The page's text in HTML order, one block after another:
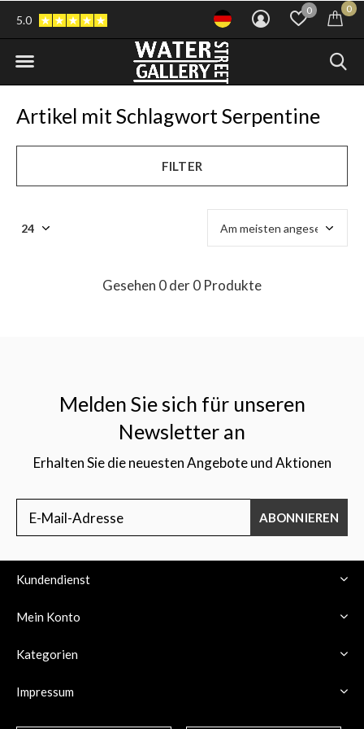
0 0
5.0
Artikel mit Schlagwort Serpentine
FILTER
Gesehen 0 der 0 Produkte
Melden Sie sich für unseren
Newsletter an
Erhalten Sie die neuesten Angebote und Aktionen
ABONNIEREN
Kundendienst
Mein Konto
Kategorien
Impressum